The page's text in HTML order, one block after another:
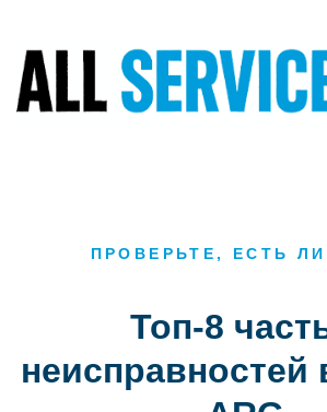
ПРОВЕРЬТЕ, ЕСТЬ
Топ-8
неисправностей